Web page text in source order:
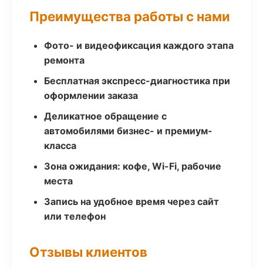
Преимущества работы с нами
Фото- и видеофиксация каждого этапа
ремонта
Бесплатная экспресс-диагностика при
оформлении заказа
Деликатное обращение с
автомобилями бизнес- и премиум-
класса
Зона ожидания: кофе, Wi-Fi, рабочие
места
Запись на удобное время через сайт
или телефон
Отзывы клиентов